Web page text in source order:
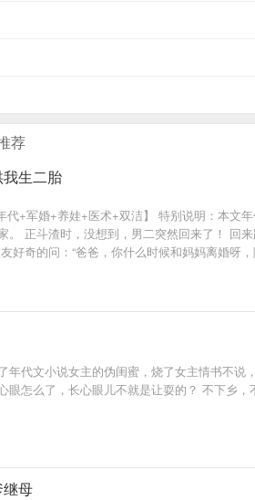
荐
生二胎
代+军婚+养娃+医术+双洁】 特别说明：本文
。 正斗渣时，没想到，男二突然回来了！ 回
好奇的问：“爸爸，你什么时候和妈妈离婚呀
年代文小说女主的伪闺蜜，烧了女主情书不
眼怎么了，长心眼儿不就是让耍的？ 不下乡，
母